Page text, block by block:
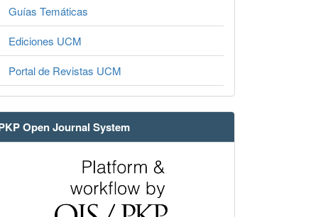
Guías Temáticas
Ediciones UCM
Portal de Revistas UCM
Open Journal System